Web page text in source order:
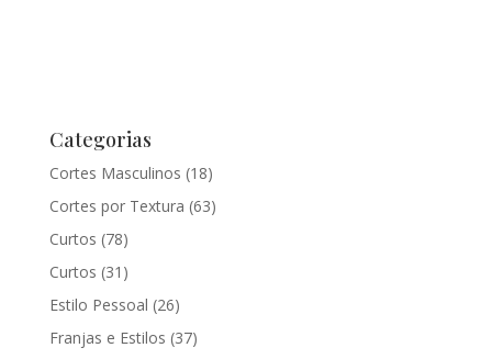
Categorias
Cortes Masculinos (18)
Cortes por Textura (63)
Curtos (78)
Curtos (31)
Estilo Pessoal (26)
Franjas e Estilos (37)